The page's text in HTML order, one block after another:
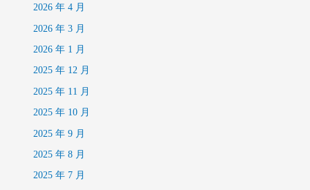
2026 年 4 月
2026 年 3 月
2026 年 1 月
2025 年 12 月
2025 年 11 月
2025 年 10 月
2025 年 9 月
2025 年 8 月
2025 年 7 月